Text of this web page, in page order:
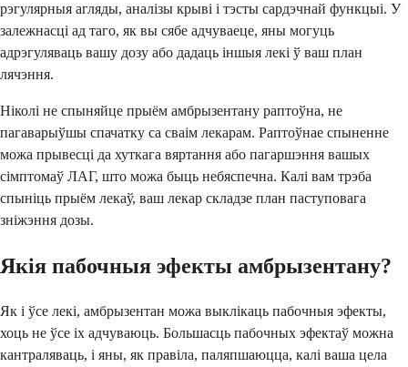
рэгулярныя агляды, аналізы крыві і тэсты сардэчнай функцыі. У
залежнасці ад таго, як вы сябе адчуваеце, яны могуць
адрэгуляваць вашу дозу або дадаць іншыя лекі ў ваш план
лячэння.
Ніколі не спыняйце прыём амбрызентану раптоўна, не
пагаварыўшы спачатку са сваім лекарам. Раптоўнае спыненне
можа прывесці да хуткага вяртання або пагаршэння вашых
сімптомаў ЛАГ, што можа быць небяспечна. Калі вам трэба
спыніць прыём лекаў, ваш лекар складзе план паступовага
зніжэння дозы.
Якія пабочныя эфекты амбрызентану?
Як і ўсе лекі, амбрызентан можа выклікаць пабочныя эфекты,
хоць не ўсе іх адчуваюць. Большасць пабочных эфектаў можна
кантраляваць, і яны, як правіла, паляпшаюцца, калі ваша цела